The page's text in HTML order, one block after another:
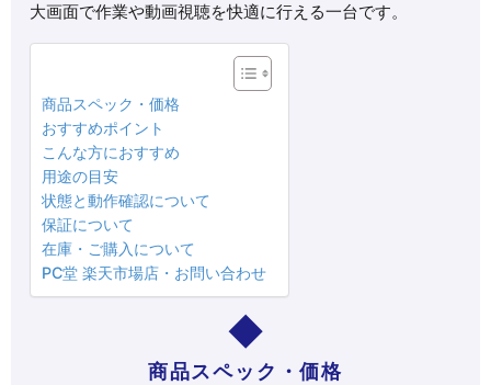
大画面で作業や動画視聴を快適に行える一台です。
商品スペック・価格
おすすめポイント
こんな方におすすめ
用途の目安
状態と動作確認について
保証について
在庫・ご購入について
PC堂 楽天市場店・お問い合わせ
商品スペック・価格